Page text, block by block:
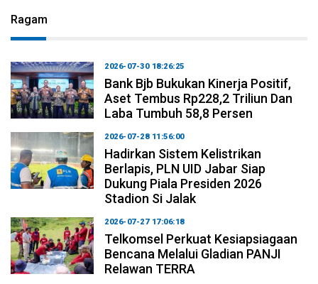
Ragam
2026-07-30 18:26:25
Bank Bjb Bukukan Kinerja Positif,
Aset Tembus Rp228,2 Triliun Dan
Laba Tumbuh 58,8 Persen
2026-07-28 11:56:00
Hadirkan Sistem Kelistrikan
Berlapis, PLN UID Jabar Siap
Dukung Piala Presiden 2026
Stadion Si Jalak
2026-07-27 17:06:18
Telkomsel Perkuat Kesiapsiagaan
Bencana Melalui Gladian PANJI
Relawan TERRA